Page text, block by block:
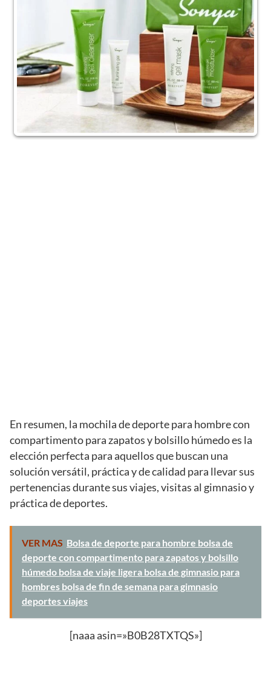
En resumen, la mochila de deporte para hombre con
compartimento para zapatos y bolsillo húmedo es la
elección perfecta para aquellos que buscan una
solución versátil, práctica y de calidad para llevar sus
pertenencias durante sus viajes, visitas al gimnasio y
práctica de deportes.
VER MAS Bolsa de deporte para hombre bolsa de
deporte con compartimento para zapatos y bolsillo
húmedo bolsa de viaje ligera bolsa de gimnasio para
hombres bolsa de fin de semana para gimnasio
deportes viajes
[naaa asin=»B0B28TXTQS»]